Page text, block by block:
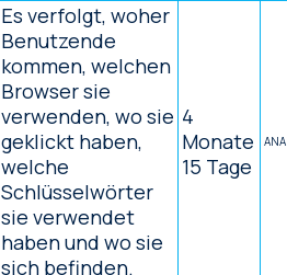
Es verfolgt, woher
Benutzende
kommen, welchen
Browser sie
verwenden, wo sie
geklickt haben,
welche
Schlüsselwörter
sie verwendet
haben und wo sie
sich befinden.
4
Monate
15 Tage